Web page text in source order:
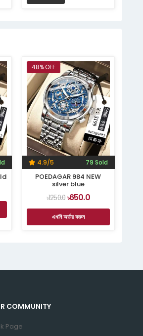
48% OFF
4.9/5 79 Sold
POEDAGAR 984 NEW
silver blue
৳1250.0৳650.0
এখনি অর্ডার করুন
COMMUNITY
Page